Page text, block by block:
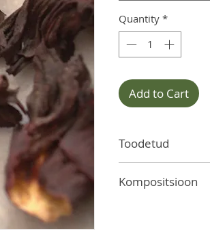
Quantity *
Add to Cart
Toodetud
Kompositsioon